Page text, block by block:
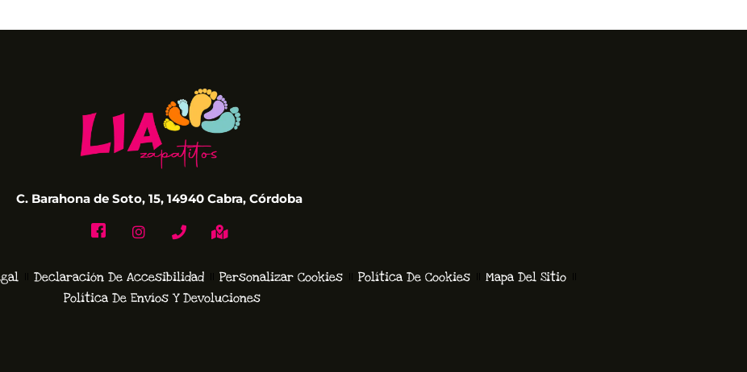
C. Barahona de Soto, 15, 14940 Cabra, Córdoba
Declaración De Accesibilidad Personalizar Cookies Política De Cookies
Mapa Del Sitio
Política De Envíos Y Devoluciones